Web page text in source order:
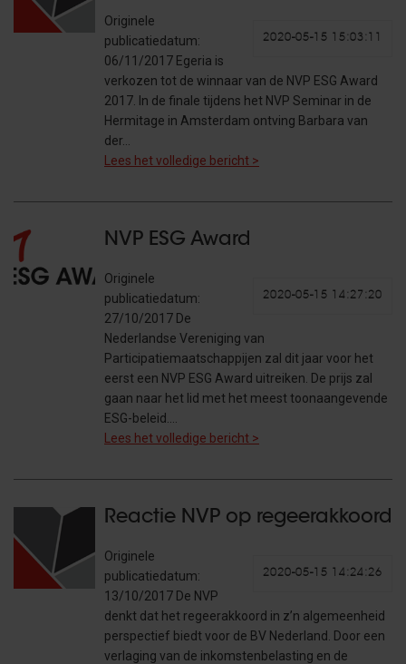
2020-05-15 15:03:11
Originele
publicatiedatum:
06/11/2017 Egeria is
verkozen tot de winnaar van de NVP ESG Award
2017. In de finale tijdens het NVP Seminar in de
Hermitage in Amsterdam ontving Barbara van
der…
Lees het volledige bericht >
NVP ESG Award
2020-05-15 14:27:20
Originele
publicatiedatum:
27/10/2017 De
Nederlandse Vereniging van
Participatiemaatschappijen zal dit jaar voor het
eerst een NVP ESG Award uitreiken. De prijs zal
gaan naar het lid met het meest toonaangevende
ESG-beleid.…
Lees het volledige bericht >
Reactie NVP op regeerakkoord
2020-05-15 14:24:26
Originele
publicatiedatum:
13/10/2017 De NVP
denkt dat het regeerakkoord in z’n algemeenheid
perspectief biedt voor de BV Nederland. Door een
verlaging van de inkomstenbelasting en de